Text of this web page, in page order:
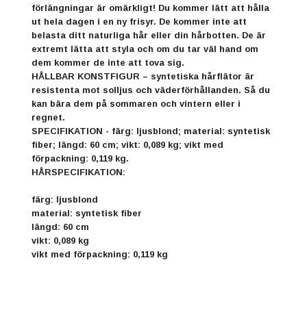
förlängningar är omärkligt! Du kommer lätt att hålla
ut hela dagen i en ny frisyr. De kommer inte att
belasta ditt naturliga hår eller din hårbotten. De är
extremt lätta att styla och om du tar väl hand om
dem kommer de inte att tova sig.
HÅLLBAR KONSTFIGUR – syntetiska hårflätor är
resistenta mot solljus och väderförhållanden. Så du
kan bära dem på sommaren och vintern eller i
regnet.
SPECIFIKATION - färg: ljusblond; material: syntetisk
fiber; längd: 60 cm; vikt: 0,089 kg; vikt med
förpackning: 0,119 kg.
HÅRSPECIFIKATION:
färg: ljusblond
material: syntetisk fiber
längd: 60 cm
vikt: 0,089 kg
vikt med förpackning: 0,119 kg